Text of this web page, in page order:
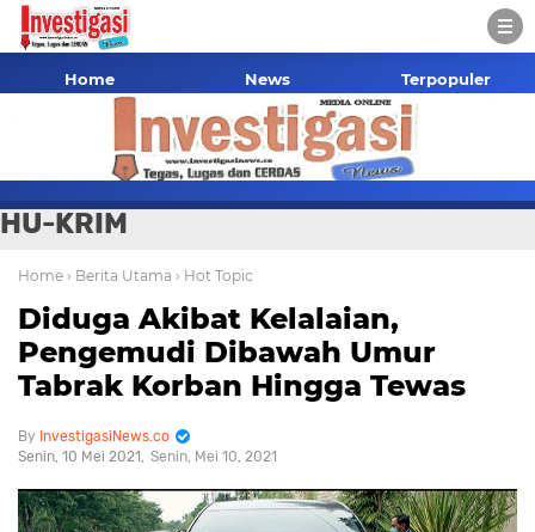
Home News Terpopuler
HU-KRIM
Home › Berita Utama › Hot Topic
Diduga Akibat Kelalaian,
Pengemudi Dibawah Umur
Tabrak Korban Hingga Tewas
InvestigasiNews.co
Senin, 10 Mei 2021
Senin, Mei 10, 2021